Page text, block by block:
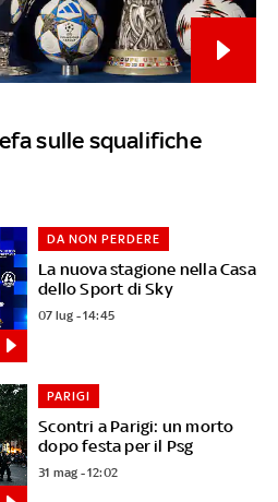
sulle squalifiche
La nuova stagione nella Casa
dello Sport di Sky
DA NON PERDERE
07 lug - 14:45
Scontri a Parigi: un morto
dopo festa per il Psg
PARIGI
31 mag - 12:02